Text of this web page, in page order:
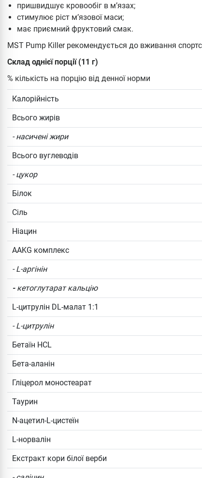
пришвидшує кровообіг в м’язах;
стимулює ріст м’язової маси;
має приємний фруктовий смак.
MST Pump Killer рекомендується до вживання
Склад однієї порції (11 г)
% кількість на порцію від денної норми
Калорійність
Всього жирів
- насичені жири
Всього вуглеводів
- цукор
Білок
Сіль
Ніацин
AAKG комплекс
- L-аргінін
- кетоглутарат кальцію
L-цитрулін DL-малат 1:1
- L-цитрулін
Бетаїн HCL
Бета-аланін
Гліцерол моностеарат
Таурин
N-ацетил-L-цистеїн
L-норвалін
Екстракт кори білої верби